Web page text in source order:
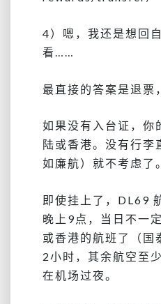
4）嗯，我还是想回
看……
最直接的答案是退票
如果没有入台证，你
陆或香港。没有行李
如廉航）就不考虑了。
即使挂上了，DL69
晚上9点，当日不一
或香港的航班了（国
2小时，其余航空至
在机场过夜。